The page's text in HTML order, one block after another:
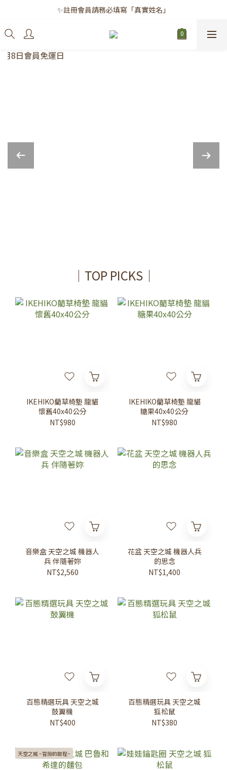
✨註冊會員請務必填寫「真實姓名」
✨註冊會員請務必填寫「真實姓名」
｜每月8日｜會員滿千免運日
｜TOP PICKS｜
IKEHIKO藺草椅墊 龍貓
懷舊40x40公分
NT$980
IKEHIKO藺草椅墊 龍貓
糖果40x40公分
NT$980
音樂盒 天空之城 機器人
兵 伴隨著妳
NT$2,560
花盆 天空之城 機器人兵
的思念
NT$1,400
百態精選玩具 天空之城
鼓翼機
NT$400
百態精選玩具 天空之城
狐松鼠
NT$380
天空之城 ~冒險的啟程~